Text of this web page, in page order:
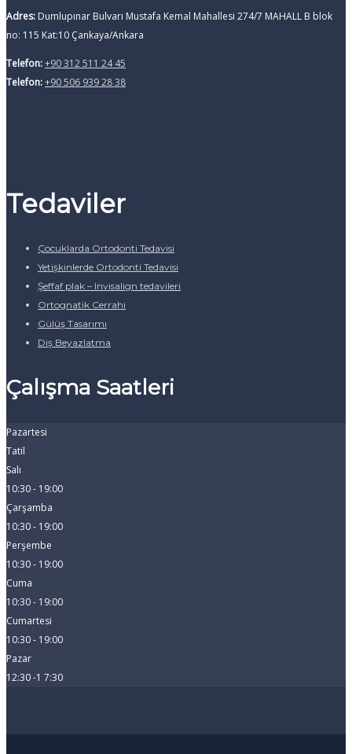
Adres: Dumlupınar Bulvarı Mustafa Kemal Mahallesi 274/7 MAHALL B blok
no: 115 Kat:10 Çankaya/Ankara
Telefon:+90 312 511 24 45
Telefon:+90 506 939 28 38
Tedaviler
Çocuklarda Ortodonti Tedavisi
Yetişkinlerde Ortodonti Tedavisi
Şeffaf plak – Invisalign tedavileri
Ortognatik Cerrahi
Gülüş Tasarımı
Diş Beyazlatma
Çalışma Saatleri
Pazartesi
Tatil
Salı
10:30 - 19:00
Çarşamba
10:30 - 19:00
Perşembe
10:30 - 19:00
Cuma
10:30 - 19:00
Cumartesi
10:30 - 19:00
Pazar
12:30 -1 7:30